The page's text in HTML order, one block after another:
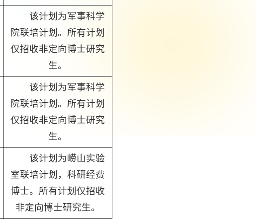
该计划为军事科学
院联培计划。所有计划
仅招收非定向博士研究
生。
该计划为军事科学
院联培计划。所有计划
仅招收非定向博士研究
生。
该计划为崂山实验
室联培计划，科研经费
博士。所有计划仅招收
非定向博士研究生。